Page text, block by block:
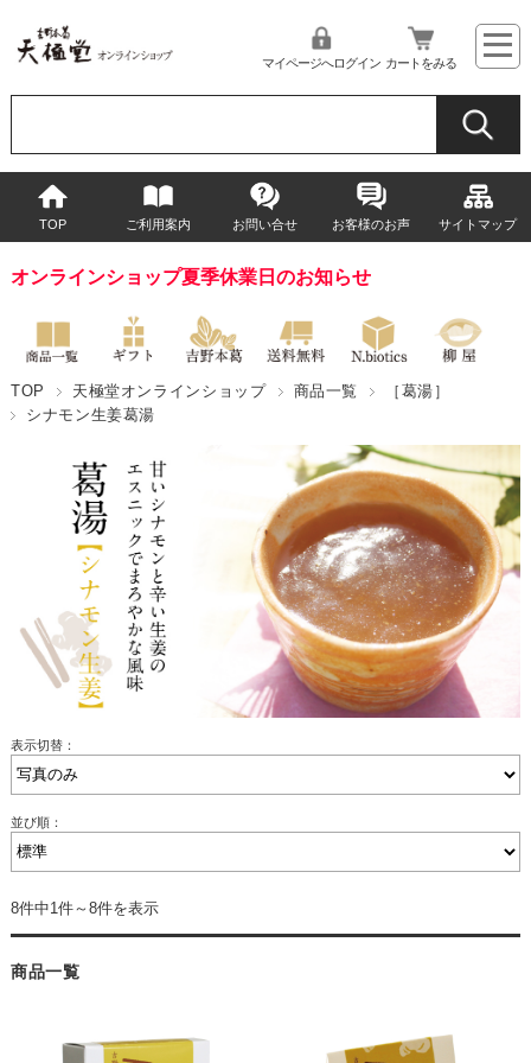
マイページへログイン カートをみる
TOP ご利用案内 お問い合せ お客様のお声 サイトマップ
オンラインショップ夏季休業日のお知らせ
TOP 天極堂オンラインショップ 商品一覧
［葛湯］
シナモン生姜葛湯
表示切替：
並び順：
8件中1件～8件を表示
商品一覧